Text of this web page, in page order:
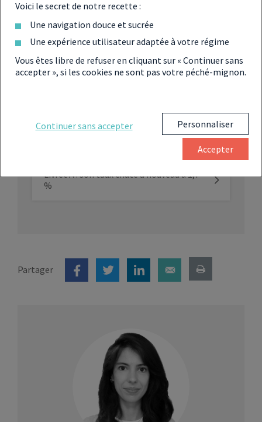
dès le 1er août 2023
Les livrets A et LDDS vont bientôt
financer les PME de l’industrie
nationale de défense
Baisse du taux du livret A : les Français
Livret A : son taux chute à nouveau à 1,7
%
Partager
Voici le secret de notre recette :
Une navigation douce et sucrée
Une expérience utilisateur adaptée à votre régime
Vous êtes libre de refuser en cliquant sur « Continuer sans
accepter », si les cookies ne sont pas votre péché-mignon.
Continuer sans accepter Personnaliser
Accepter